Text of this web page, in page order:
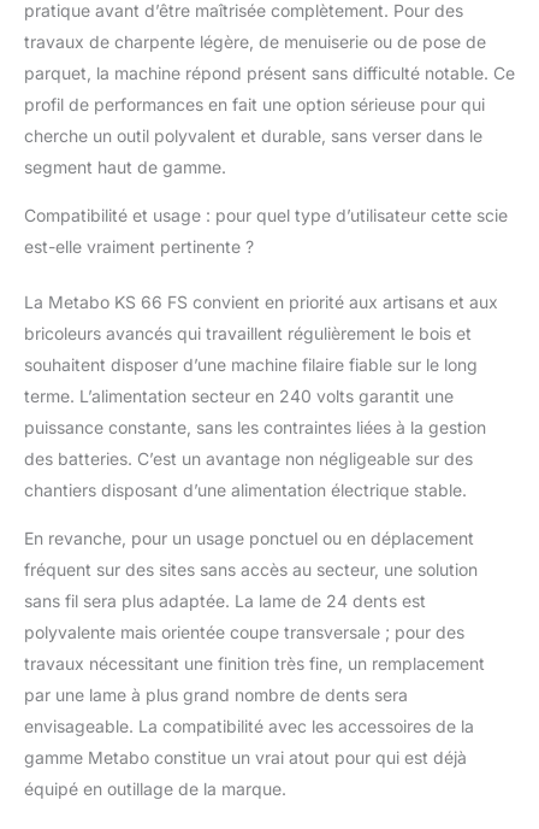
pratique avant d’être maîtrisée complètement. Pour des
travaux de charpente légère, de menuiserie ou de pose de
parquet, la machine répond présent sans difficulté notable. Ce
profil de performances en fait une option sérieuse pour qui
cherche un outil polyvalent et durable, sans verser dans le
segment haut de gamme.
Compatibilité et usage : pour quel type d’utilisateur cette scie
est-elle vraiment pertinente ?
La Metabo KS 66 FS convient en priorité aux artisans et aux
bricoleurs avancés qui travaillent régulièrement le bois et
souhaitent disposer d’une machine filaire fiable sur le long
terme. L’alimentation secteur en 240 volts garantit une
puissance constante, sans les contraintes liées à la gestion
des batteries. C’est un avantage non négligeable sur des
chantiers disposant d’une alimentation électrique stable.
En revanche, pour un usage ponctuel ou en déplacement
fréquent sur des sites sans accès au secteur, une solution
sans fil sera plus adaptée. La lame de 24 dents est
polyvalente mais orientée coupe transversale ; pour des
travaux nécessitant une finition très fine, un remplacement
par une lame à plus grand nombre de dents sera
envisageable. La compatibilité avec les accessoires de la
gamme Metabo constitue un vrai atout pour qui est déjà
équipé en outillage de la marque.